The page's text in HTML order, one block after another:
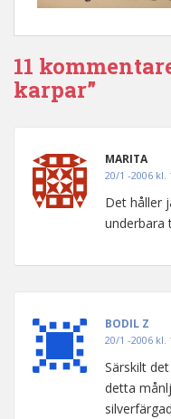
11
karpar”
MARITA
20/1 -2006 kl.
Det håller
underbara
BODIL Z
20/1 -2006 kl.
Särskilt
detta